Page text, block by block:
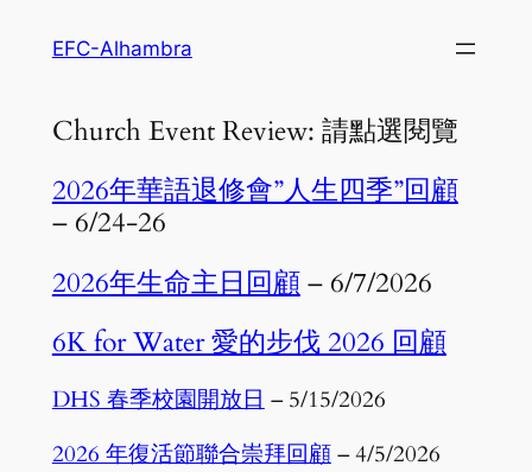
EFC-Alhambra
Church Event Review: 請點選閱覽
2026年華語退修會”人生四季”回顧
– 6/24-26
2026年生命主日回顧– 6/7/2026
6K for Water 愛的步伐 2026 回顧
DHS 春季校園開放日 – 5/15/2026
2026 年復活節聯合崇拜回顧– 4/5/2026